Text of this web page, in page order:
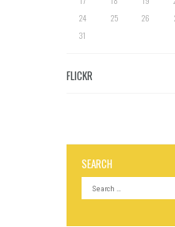
24
25 26
31
FLICKR
SEARCH